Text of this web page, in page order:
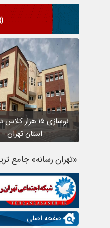
نوسازی ۱۵ هزار
استان تهران
«تهران رسانه» جامع
صفحه اصلی